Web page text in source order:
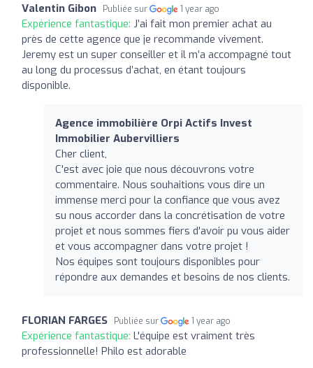
Valentin Gibon Publiée sur 1 year ago
Expérience fantastique: J’ai fait mon premier achat au
près de cette agence que je recommande vivement.
Jeremy est un super conseiller et il m’a accompagné tout
au long du processus d’achat, en étant toujours
disponible.
Agence immobilière Orpi Actifs Invest
Immobilier Aubervilliers
Cher client,
C'est avec joie que nous découvrons votre
commentaire. Nous souhaitions vous dire un
immense merci pour la confiance que vous avez
su nous accorder dans la concrétisation de votre
projet et nous sommes fiers d'avoir pu vous aider
et vous accompagner dans votre projet !
Nos équipes sont toujours disponibles pour
répondre aux demandes et besoins de nos clients.
FLORIAN FARGES Publiée sur 1 year ago
Expérience fantastique: L'équipe est vraiment très
professionnelle! Philo est adorable